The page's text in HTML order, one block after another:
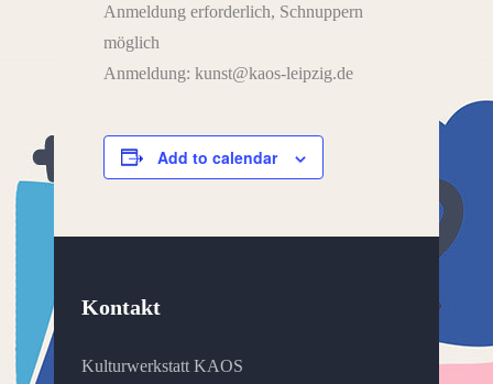
Anmeldung erforderlich, Schnuppern
möglich
Anmeldung: kunst@kaos-leipzig.de
Add to calendar
Kontakt
Kulturwerkstatt KAOS